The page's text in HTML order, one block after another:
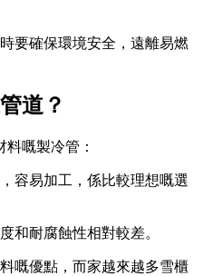
要確保環境安全，遠離易燃
道？
嘅製冷管：
容易加工，係比較理想嘅選
和耐腐蝕性相對較差。
料嘅優點，而家越來越多雪櫃